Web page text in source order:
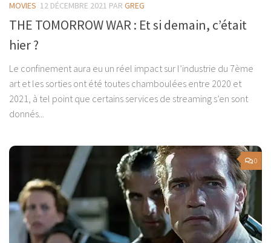
MOVIES 12 DÉCEMBRE 2021 PAR GREG
THE TOMORROW WAR : Et si demain, c’était
hier ?
Le confinement aura eu un réel impact sur l’industrie du 7ème
art et les sorties ont été toutes chamboulées entre 2020 et
2021, à tel point que certains services de streaming s’en sont
donnés...
0